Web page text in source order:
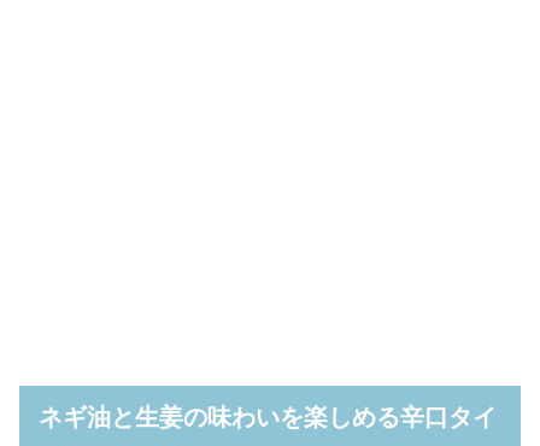
ネギ油と生姜の味わいを楽しめる辛口タイ